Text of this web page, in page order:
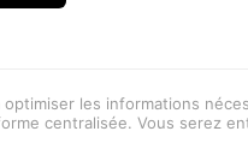
les informations
centralisée. Vous serez